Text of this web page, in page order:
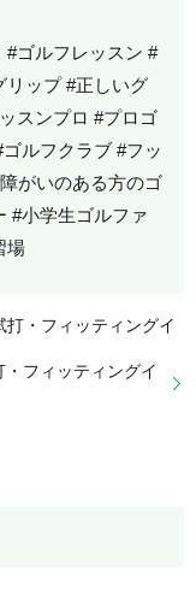
#ゴルフレッスン #
リップ #正しいグ
スンプロ #プロゴ
ルフクラブ #フッ
がいのある方のゴ
#小学生ゴルファ
場
・フィッティングイ
フィッティングイ